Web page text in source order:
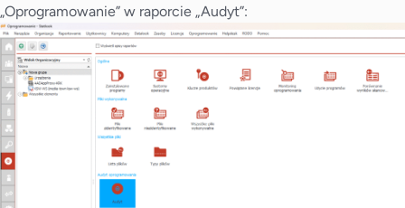
„Oprogramowanie” w raporcie „Audyt”: